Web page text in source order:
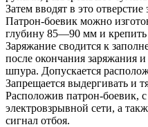
Затем вводят в это
Патрон-боевик можно
глубину 85—90 мм и крепить
Заряжание сводится к
после окончания заряжания
шпура. Допускается
Запрещается выдергивать и
Расположив патрон-боевик,
электровзрывной сети, а
сигнал отбоя.